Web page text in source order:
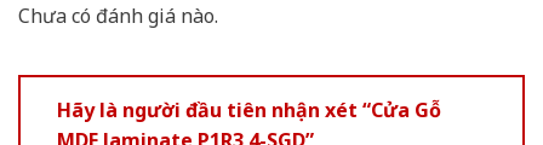
Chưa có đánh giá nào.
Hãy là người đầu tiên nhận xét “Cửa Gỗ